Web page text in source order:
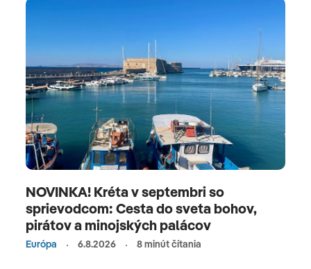
NOVINKA! Kréta v septembri so
sprievodcom: Cesta do sveta bohov,
pirátov a minojských palácov
Európa 6.8.2026 8 minút čítania